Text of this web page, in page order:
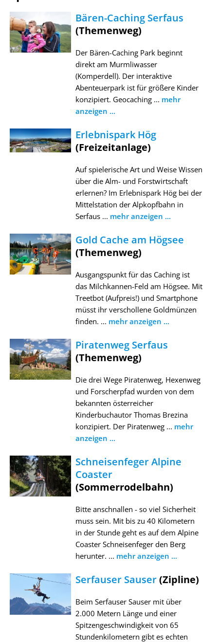
Bären-Caching Serfaus
(Themenweg)
Der Bären-Caching Park beginnt
direkt am Murmliwasser
(Komperdell). Der interaktive
Abenteuerpark ist für größere Kinder
konzipiert. Geocaching ... mehr
anzeigen ...
Erlebnispark Hög
(Freizeitanlage)
Auf spielerische Art und Weise Wissen
über die Alm- und Forstwirtschaft
erlernen? Im Erlebnispark Hög bei der
Mittelstation der Alpkopfbahn in
Serfaus ... mehr anzeigen ...
Gold Cache am Högsee
(Themenweg)
Ausgangspunkt für das Caching ist
das Milchkannen-Feld am Högsee. Mit
Treetbot (Aufpreis!) und Smartphone
müsst ihr verschollene Goldmünzen
finden. ... mehr anzeigen ...
Piratenweg Serfaus
(Themenweg)
Die drei Wege Piratenweg, Hexenweg
und Forscherpfad wurden von dem
bekannten österreicher
Kinderbuchautor Thomas Brezina
konzipiert. Der Piratenweg ... mehr
anzeigen ...
Schneisenfeger Alpine
Coaster
(Sommerrodelbahn)
Bitte anschnallen - so viel Sicherheit
muss sein. Mit bis zu 40 Kilometern
in der Stunde geht es auf dem Alpine
Coaster Schneisenfeger den Berg
herunter. ... mehr anzeigen ...
Serfauser Sauser(Zipline)
Beim Serfauser Sauser mit über
2.000 Metern Länge und einer
Spitzengeschwindigkeit von 65
Stundenkilometern gibt es echten